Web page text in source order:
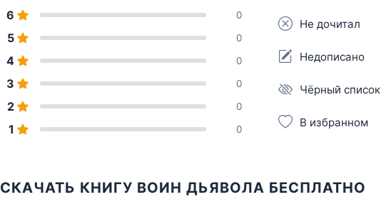
6 0
5 0
4 0
3 0
2 0
1 0
Не дочитал
Недописано
Чёрный список
В избранном
СКАЧАТЬ КНИГУ ВОИН ДЬЯВОЛА БЕСПЛАТНО